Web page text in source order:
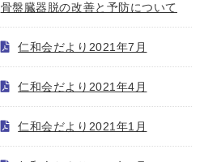
骨盤臓器脱の改善と予防について
仁和会だより2021年7月
仁和会だより2021年4月
仁和会だより2021年1月